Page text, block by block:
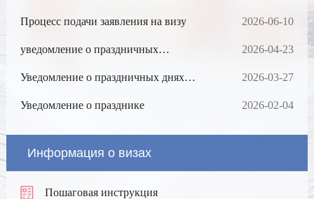
Процесс подачи заявления на визу 2026-06-10
уведомление о праздничных
2026-04-23
Уведомление о праздничных днях
2026-03-27
Уведомление о празднике 2026-02-04
Информация о визах
Пошаговая инструкция